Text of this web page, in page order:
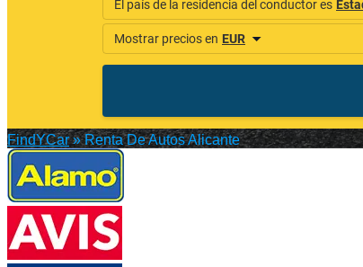
FindYCar » Renta De Autos Alicante